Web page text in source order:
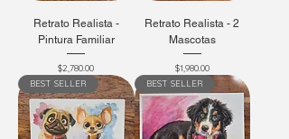
Retrato Realista -
Pintura Familiar
Precio
$2,780.00
Retrato Realista - 2
Mascotas
Precio
$1,980.00
BEST SELLER
BEST SELLER